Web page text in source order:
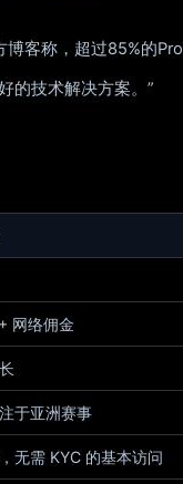
客称，超过85%的
的技术解决方案。”
网络佣金
于亚洲赛事
无需 KYC 的基本访问